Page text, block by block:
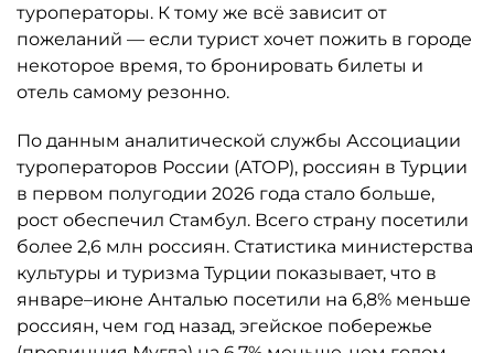
туроператоры. К тому же всё зависит от
пожеланий — если турист хочет пожить в городе
некоторое время, то бронировать билеты и
отель самому резонно.
По данным аналитической службы Ассоциации
туроператоров России (АТОР), россиян в Турции
в первом полугодии 2026 года стало больше,
рост обеспечил Стамбул. Всего страну посетили
более 2,6 млн россиян. Статистика министерства
культуры и туризма Турции показывает, что в
январе–июне Анталью посетили на 6,8% меньше
россиян, чем год назад, эгейское побережье